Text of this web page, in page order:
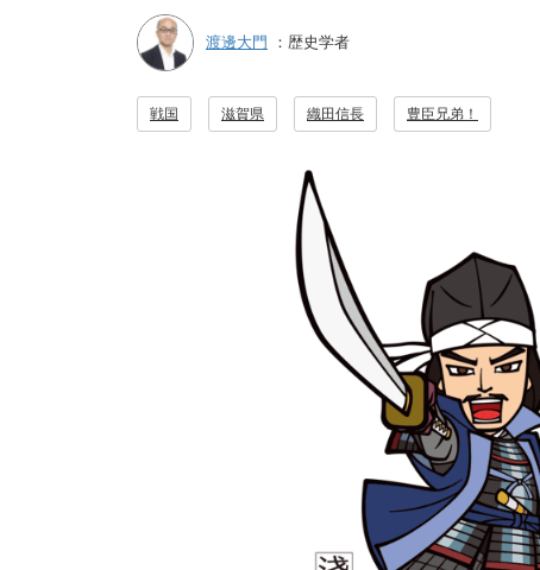
渡邊大門 ：歴史学者
戦国 滋賀県 織田信長 豊臣兄弟！